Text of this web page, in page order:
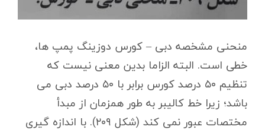
منحنی مشخصه دبی – کورس دوزینگ پمپ ها،
خطی است. البته الزاما بدین معنی نیست که
تنظیم ۵۰ درصد کورس برابر با ۵۰ درصد دبی می
باشد؛ زیرا خط کالیبر به طور همزمان از مبدأ
مختصات عبور نمی کند (شکل ۲۰۹). با اندازه گیری